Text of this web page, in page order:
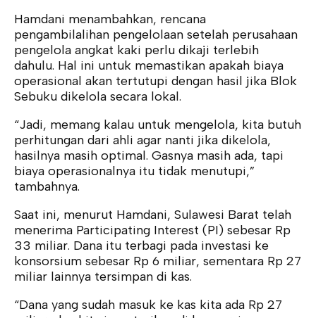
Hamdani menambahkan, rencana
pengambilalihan pengelolaan setelah perusahaan
pengelola angkat kaki perlu dikaji terlebih
dahulu. Hal ini untuk memastikan apakah biaya
operasional akan tertutupi dengan hasil jika Blok
Sebuku dikelola secara lokal.
“Jadi, memang kalau untuk mengelola, kita butuh
perhitungan dari ahli agar nanti jika dikelola,
hasilnya masih optimal. Gasnya masih ada, tapi
biaya operasionalnya itu tidak menutupi,”
tambahnya.
Saat ini, menurut Hamdani, Sulawesi Barat telah
menerima Participating Interest (PI) sebesar Rp
33 miliar. Dana itu terbagi pada investasi ke
konsorsium sebesar Rp 6 miliar, sementara Rp 27
miliar lainnya tersimpan di kas.
“Dana yang sudah masuk ke kas kita ada Rp 27